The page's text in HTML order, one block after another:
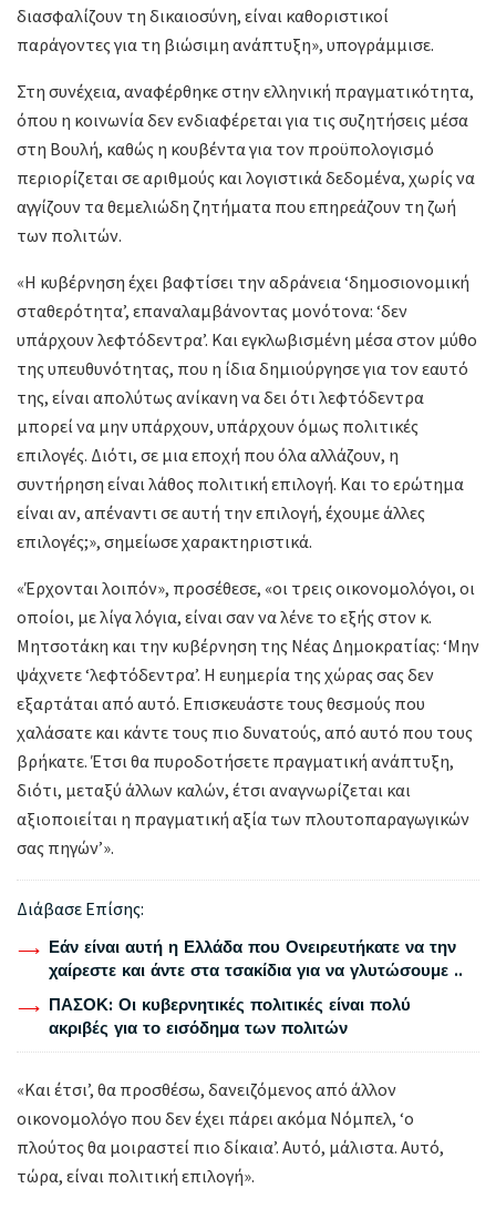
διασφαλίζουν τη δικαιοσύνη, είναι καθοριστικοί
παράγοντες για τη βιώσιμη ανάπτυξη», υπογράμμισε.
Στη συνέχεια, αναφέρθηκε στην ελληνική πραγματικότητα,
όπου η κοινωνία δεν ενδιαφέρεται για τις συζητήσεις μέσα
στη Βουλή, καθώς η κουβέντα για τον προϋπολογισμό
περιορίζεται σε αριθμούς και λογιστικά δεδομένα, χωρίς να
αγγίζουν τα θεμελιώδη ζητήματα που επηρεάζουν τη ζωή
των πολιτών.
«Η κυβέρνηση έχει βαφτίσει την αδράνεια ‘δημοσιονομική
σταθερότητα’, επαναλαμβάνοντας μονότονα: ‘δεν
υπάρχουν λεφτόδεντρα’. Και εγκλωβισμένη μέσα στον μύθο
της υπευθυνότητας, που η ίδια δημιούργησε για τον εαυτό
της, είναι απολύτως ανίκανη να δει ότι λεφτόδεντρα
μπορεί να μην υπάρχουν, υπάρχουν όμως πολιτικές
επιλογές. Διότι, σε μια εποχή που όλα αλλάζουν, η
συντήρηση είναι λάθος πολιτική επιλογή. Και το ερώτημα
είναι αν, απέναντι σε αυτή την επιλογή, έχουμε άλλες
επιλογές;», σημείωσε χαρακτηριστικά.
«Έρχονται λοιπόν», προσέθεσε, «οι τρεις οικονομολόγοι, οι
οποίοι, με λίγα λόγια, είναι σαν να λένε το εξής στον κ.
Μητσοτάκη και την κυβέρνηση της Νέας Δημοκρατίας: ‘Μην
ψάχνετε ‘λεφτόδεντρα’. Η ευημερία της χώρας σας δεν
εξαρτάται από αυτό. Επισκευάστε τους θεσμούς που
χαλάσατε και κάντε τους πιο δυνατούς, από αυτό που τους
βρήκατε. Έτσι θα πυροδοτήσετε πραγματική ανάπτυξη,
διότι, μεταξύ άλλων καλών, έτσι αναγνωρίζεται και
αξιοποιείται η πραγματική αξία των πλουτοπαραγωγικών
σας πηγών’».
Διάβασε Επίσης:
Εάν είναι αυτή η Ελλάδα που Ονειρευτήκατε να την
χαίρεστε και άντε στα τσακίδια για να γλυτώσουμε ..
ΠΑΣΟΚ: Οι κυβερνητικές πολιτικές είναι πολύ
ακριβές για το εισόδημα των πολιτών
«Και έτσι’, θα προσθέσω, δανειζόμενος από άλλον
οικονομολόγο που δεν έχει πάρει ακόμα Νόμπελ, ‘ο
πλούτος θα μοιραστεί πιο δίκαια’. Αυτό, μάλιστα. Αυτό,
τώρα, είναι πολιτική επιλογή».